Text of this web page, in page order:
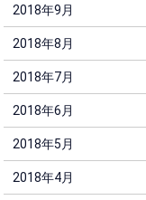
2018年9月
2018年8月
2018年7月
2018年6月
2018年5月
2018年4月